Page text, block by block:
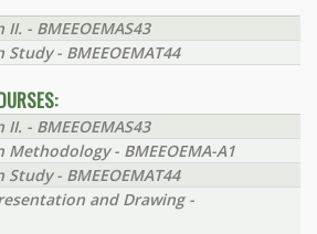
- BMEEOEMAS43
- BMEEOEMAT44
- BMEEOEMAS43
- BMEEOEMA-A1
- BMEEOEMAT44
and Drawing -